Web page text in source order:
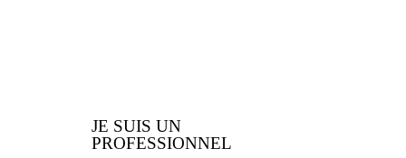
JE SUIS UN
PROFESSIONNEL